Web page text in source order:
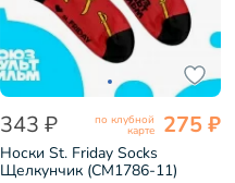
343 ₽ по клубной
карте 275 ₽
Носки St. Friday Socks
Щелкунчик (СМ1786-11)